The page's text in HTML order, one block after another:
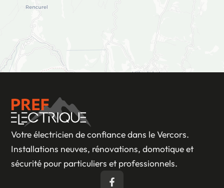
Votre électricien de confiance dans le Vercors.
Installations neuves, rénovations, domotique et
sécurité pour particuliers et professionnels.